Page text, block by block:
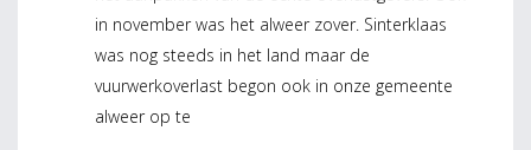
in november was het alweer zover. Sinterklaas
was nog steeds in het land maar de
vuurwerkoverlast begon ook in onze gemeente
alweer op te